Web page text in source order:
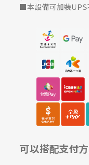
■本設備可加裝UPS
可以搭配支付